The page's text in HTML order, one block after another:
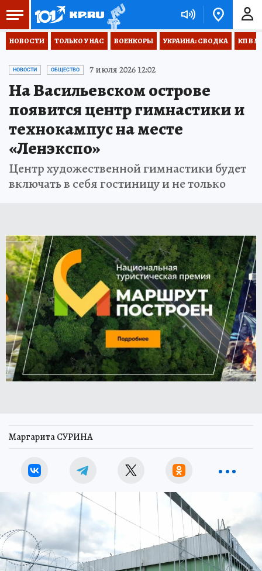
НОВОСТИ ТОЛЬКО У НАС ВОЕНКОРЫ УКРАИНА: СВОДКА КП В
НОВОСТИ ОБЩЕСТВО 7 июля 2026 12:02
На Васильевском острове
появится центр гимнастики и
технокампус на месте
«Ленэкспо»
Центр художественной гимнастики будет
включать в себя гостиницу и не только
Маргарита СУРИНА